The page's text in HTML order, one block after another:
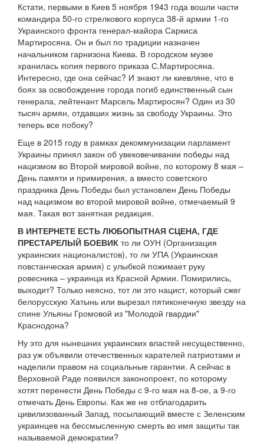
Кстати, первыми в Киев 5 ноября 1943 года вошли части
командира 50-го стрелкового корпуса 38-й армии 1-го
Украинского фронта генерал-майора Саркиса
Мартиросяна. Он и был по традиции назначен
начальником гарнизона Киева. В городском музее
хранилась копия первого приказа С.Мартиросяна.
Интересно, где она сейчас? И знают ли киевляне, что в
боях за освобождение города погиб единственный сын
генерала, лейтенант Марсель Мартиросян? Один из 30
тысяч армян, отдавших жизнь за свободу Украины. Это
теперь все побоку?
Еще в 2015 году в рамках декоммунизации парламент
Украины принял закон об увековечивании победы над
нацизмом во Второй мировой войне, по которому 8 мая –
День памяти и примирения, а вместо советского
праздника День Победы был установлен День Победы
над нацизмом во второй мировой войне, отмечаемый 9
мая. Такая вот занятная редакция.
В ИНТЕРНЕТЕ ЕСТЬ ЛЮБОПЫТНАЯ СЦЕНА, ГДЕ
ПРЕСТАРЕЛЫЙ БОЕВИК то ли ОУН (Организация
украинских националистов), то ли УПА (Украинская
повстанческая армия) с улыбкой пожимает руку
ровесника – украинца из Красной Армии. Помирились,
выходит? Только неясно, тот ли это нацист, который сжег
белорусскую Хатынь или вырезал пятиконечную звезду на
спине Ульяны Громовой из "Молодой гвардии"
Краснодона?
Ну это для нынешних украинских властей несущественно,
раз уж объявили отечественных карателей патриотами и
наделили правом на социальные гарантии. А сейчас в
Верховной Раде появился законопроект, по которому
хотят перенести День Победы с 9-го мая на 8-ое, а 9-го
отмечать День Европы. Как же не отблагодарить
цивилизованный Запад, посылающий вместе с Зеленским
украинцев на бессмысленную смерть во имя защиты так
называемой демократии?